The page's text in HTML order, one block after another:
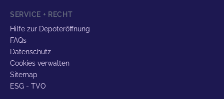
SERVICE + RECHT
Hilfe zur Depoteröffnung
FAQs
Datenschutz
Cookies verwalten
Sitemap
ESG - TVO